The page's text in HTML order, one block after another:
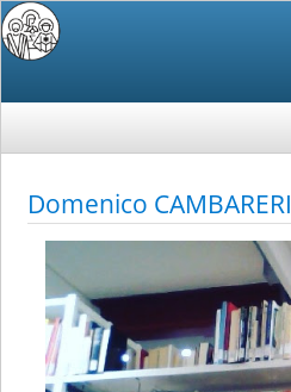
Domenico CAMBARERI